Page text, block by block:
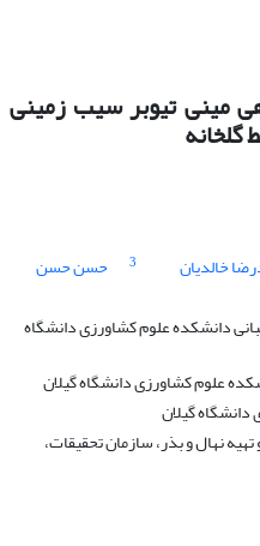
مینی تیوبر سیب زمینی
گلخانه
خالدیان 3 حسن حسن
دانشکده علوم کشاورزی دانشگاه
علوم کشاورزی دانشگاه گیلان
گیلان
نهال و بذر، سازمان تحقیقات،